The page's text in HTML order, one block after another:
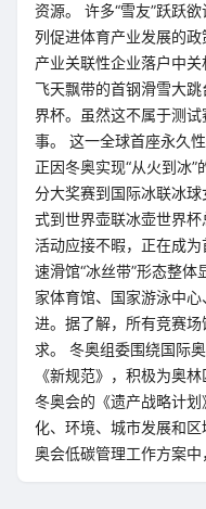
资源。 许多“雪友”跃跃
列促进体育产业发展的
产业关联性企业落户中
飞天飘带的首钢滑雪大
界杯。虽然这不属于测
事。 这一全球首座永久
正因冬奥实现“从火到冰
分大奖赛到国际冰联冰
式到世界壶联冰壶世界
活动应接不暇，正在成
速滑馆“冰丝带”形态整
家体育馆、国家游泳中
进。据了解，所有竞赛
求。 冬奥组委围绕国际
《新规范》，积极为奥
冬奥会的《遗产战略计
化、环境、城市发展和
奥会低碳管理工作方案中